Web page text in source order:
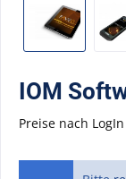
IOM
Preise nach LogIn